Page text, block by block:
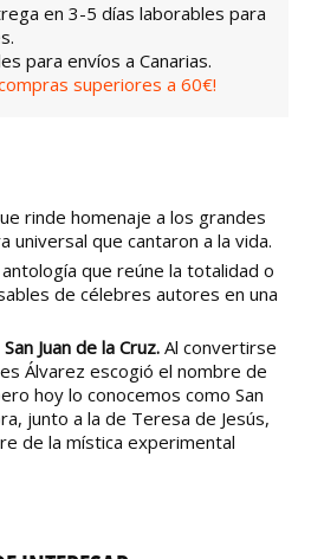
en 3-5 días laborables para
para envíos a Canarias.
superiores a 60€!
rinde homenaje a los grandes
universal que cantaron a la vida.
que reúne la totalidad o
de célebres autores en una
San Juan de la Cruz. Al convertirse
Álvarez escogió el nombre de
hoy lo conocemos como San
junto a la de Teresa de Jesús,
de la mística experimental